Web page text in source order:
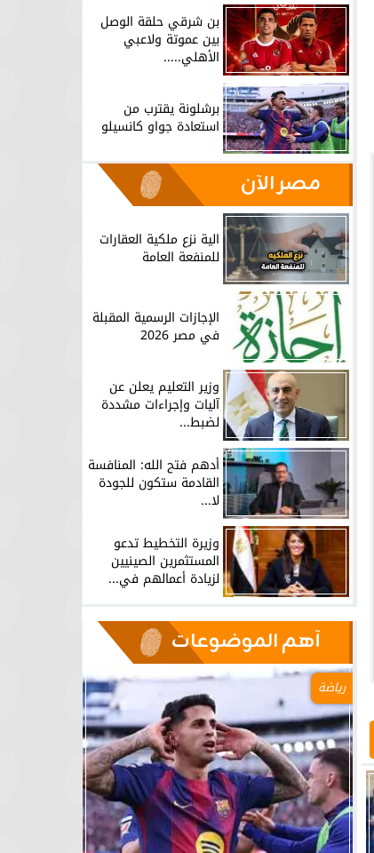
بن شرقي حلقة الوصل
بين عموتة ولاعبي
الأهلي.....
برشلونة يقترب من
استعادة جواو كانسيلو
مصر الآن
الية نزع ملكية العقارات
للمنفعة العامة
الإجازات الرسمية المقبلة
في مصر 2026
وزير التعليم يعلن عن
آليات وإجراءات مشددة
لضبط...
أدهم فتح الله: المنافسة
القادمة ستكون للجودة
لا...
وزيرة التخطيط تدعو
المستثمرين الصينيين
لزيادة أعمالهم في...
آهم الموضوعات
رياضة